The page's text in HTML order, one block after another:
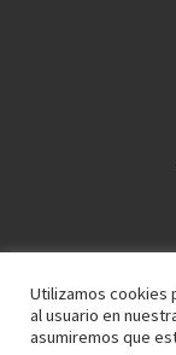
© 2026C.P.
Funciona
Utilizamos cookies
al usuario en
asumiremos que